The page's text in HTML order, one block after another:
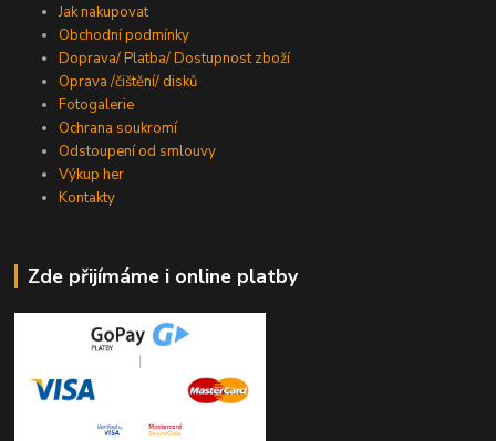
Jak nakupovat
Obchodní podmínky
Doprava/ Platba/ Dostupnost zboží
Oprava /čištění/ disků
Fotogalerie
Ochrana soukromí
Odstoupení od smlouvy
Výkup her
Kontakty
Zde přijímáme i online platby